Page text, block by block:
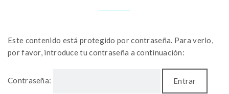
Este contenido está protegido por contraseña. Para verlo,
por favor, introduce tu contraseña a continuación:
Contraseña: